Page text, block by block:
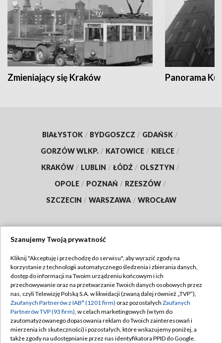
Zmieniający się Kraków Panorama
BIAŁYSTOK / BYDGOSZCZ / GDAŃSK /
GORZÓW WLKP. / KATOWICE / KIELCE /
KRAKÓW / LUBLIN / ŁÓDŹ / OLSZTYN /
OPOLE / POZNAŃ / RZESZÓW /
SZCZECIN / WARSZAWA / WROCŁAW
TVP
Abonament TVP
Emisja w TVP
Centrum informacji TVP
Naziemna Telewizja Cyfrowa
Regulamin TVP
Polityka prywatności
Moje zgody
Pomoc
Szanujemy Twoją prywatność
Kliknij "Akceptuję i przechodzę do serwisu", aby wyrazić zgody na
korzystanie z technologii automatycznego śledzenia i zbierania danych,
dostęp do informacji na Twoim urządzeniu końcowym i ich
przechowywanie oraz na przetwarzanie Twoich danych osobowych przez
nas, czyli Telewizję Polską S.A. w likwidacji (zwaną dalej również „TVP”),
Zaufanych Partnerów z IAB* (1201 firm) oraz pozostałych Zaufanych
Partnerów TVP (93 firm), w celach marketingowych (w tym do
zautomatyzowanego dopasowania reklam do Twoich zainteresowań i
mierzenia ich skuteczności) i pozostałych, które wskazujemy poniżej, a
także zgody na udostępnianie przez nas identyfikatora PPID do Google.